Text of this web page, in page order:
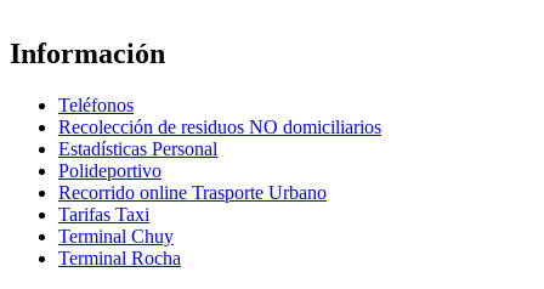
Información
Teléfonos
Recolección de residuos NO domiciliarios
Estadísticas Personal
Polideportivo
Recorrido online Trasporte Urbano
Tarifas Taxi
Terminal Chuy
Terminal Rocha